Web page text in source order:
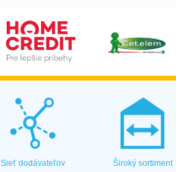
Sieť dodávateľov Široký sortiment